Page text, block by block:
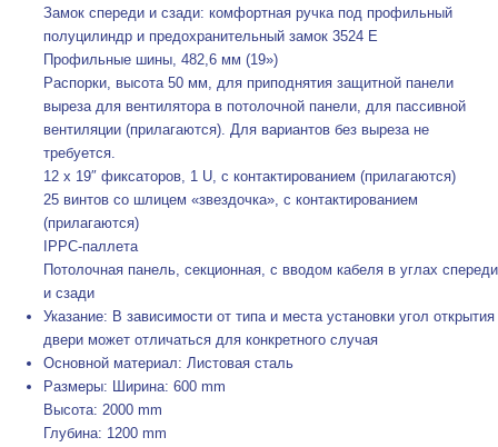
Замок спереди и сзади: комфортная ручка под профильный
полуцилиндр и предохранительный замок 3524 E
Профильные шины, 482,6 мм (19»)
Распорки, высота 50 мм, для приподнятия защитной панели
выреза для вентилятора в потолочной панели, для пассивной
вентиляции (прилагаются). Для вариантов без выреза не
требуется.
12 x 19″ фиксаторов, 1 U, с контактированием (прилагаются)
25 винтов со шлицем «звездочка», с контактированием
(прилагаются)
IPPC-паллета
Потолочная панель, секционная, с вводом кабеля в углах спереди
и сзади
Указание: В зависимости от типа и места установки угол открытия
двери может отличаться для конкретного случая
Основной материал: Листовая сталь
Размеры: Ширина: 600 mm
Высота: 2000 mm
Глубина: 1200 mm